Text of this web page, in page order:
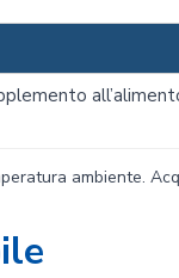
ambiente.